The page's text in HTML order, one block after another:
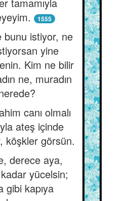
1555
bunu istiyor, ne
yine
Kim ne bilir
ne, muradın
canı olmalı
ateş içinde
köşkler görsün.
derece aya,
yücelsin;
gibi kapıya